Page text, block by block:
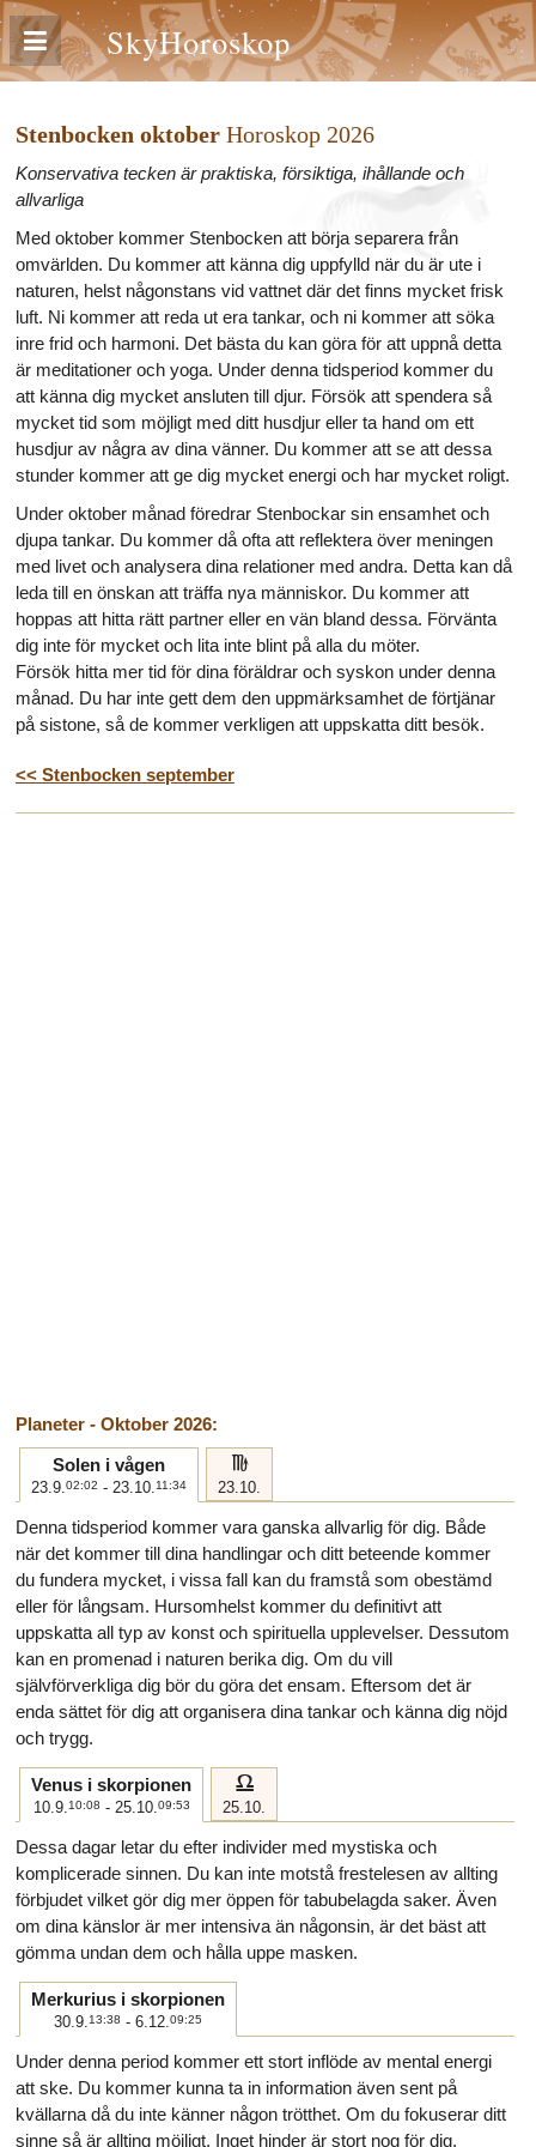
SkyHoroskop
Stenbocken oktober Horoskop 2026
Konservativa tecken är praktiska, försiktiga, ihållande och
allvarliga
Med oktober kommer Stenbocken att börja separera från
omvärlden. Du kommer att känna dig uppfylld när du är ute i
naturen, helst någonstans vid vattnet där det finns mycket frisk
luft. Ni kommer att reda ut era tankar, och ni kommer att söka
inre frid och harmoni. Det bästa du kan göra för att uppnå detta
är meditationer och yoga. Under denna tidsperiod kommer du
att känna dig mycket ansluten till djur. Försök att spendera så
mycket tid som möjligt med ditt husdjur eller ta hand om ett
husdjur av några av dina vänner. Du kommer att se att dessa
stunder kommer att ge dig mycket energi och har mycket roligt.
Under oktober månad föredrar Stenbockar sin ensamhet och
djupa tankar. Du kommer då ofta att reflektera över meningen
med livet och analysera dina relationer med andra. Detta kan då
leda till en önskan att träffa nya människor. Du kommer att
hoppas att hitta rätt partner eller en vän bland dessa. Förvänta
dig inte för mycket och lita inte blint på alla du möter.
Försök hitta mer tid för dina föräldrar och syskon under denna
månad. Du har inte gett dem den uppmärksamhet de förtjänar
på sistone, så de kommer verkligen att uppskatta ditt besök.
<< Stenbocken september
Planeter - Oktober 2026:
Solen i vågen
23.9.02:02 - 23.10.11:34
h
23.10.
Denna tidsperiod kommer vara ganska allvarlig för dig. Både
när det kommer till dina handlingar och ditt beteende kommer
du fundera mycket, i vissa fall kan du framstå som obestämd
eller för långsam. Hursomhelst kommer du definitivt att
uppskatta all typ av konst och spirituella upplevelser. Dessutom
kan en promenad i naturen berika dig. Om du vill
självförverkliga dig bör du göra det ensam. Eftersom det är
enda sättet för dig att organisera dina tankar och känna dig nöjd
och trygg.
Venus i skorpionen
10.9.10:08 - 25.10.09:53
g
25.10.
Dessa dagar letar du efter individer med mystiska och
komplicerade sinnen. Du kan inte motstå frestelesen av allting
förbjudet vilket gör dig mer öppen för tabubelagda saker. Även
om dina känslor är mer intensiva än någonsin, är det bäst att
gömma undan dem och hålla uppe masken.
Merkurius i skorpionen
30.9.13:38 - 6.12.09:25
Under denna period kommer ett stort inflöde av mental energi
att ske. Du kommer kunna ta in information även sent på
kvällarna då du inte känner någon trötthet. Om du fokuserar ditt
sinne så är allting möjligt. Inget hinder är stort nog för dig.